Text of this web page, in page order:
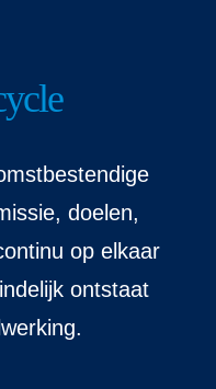
doelen,
op elkaar
ontstaat